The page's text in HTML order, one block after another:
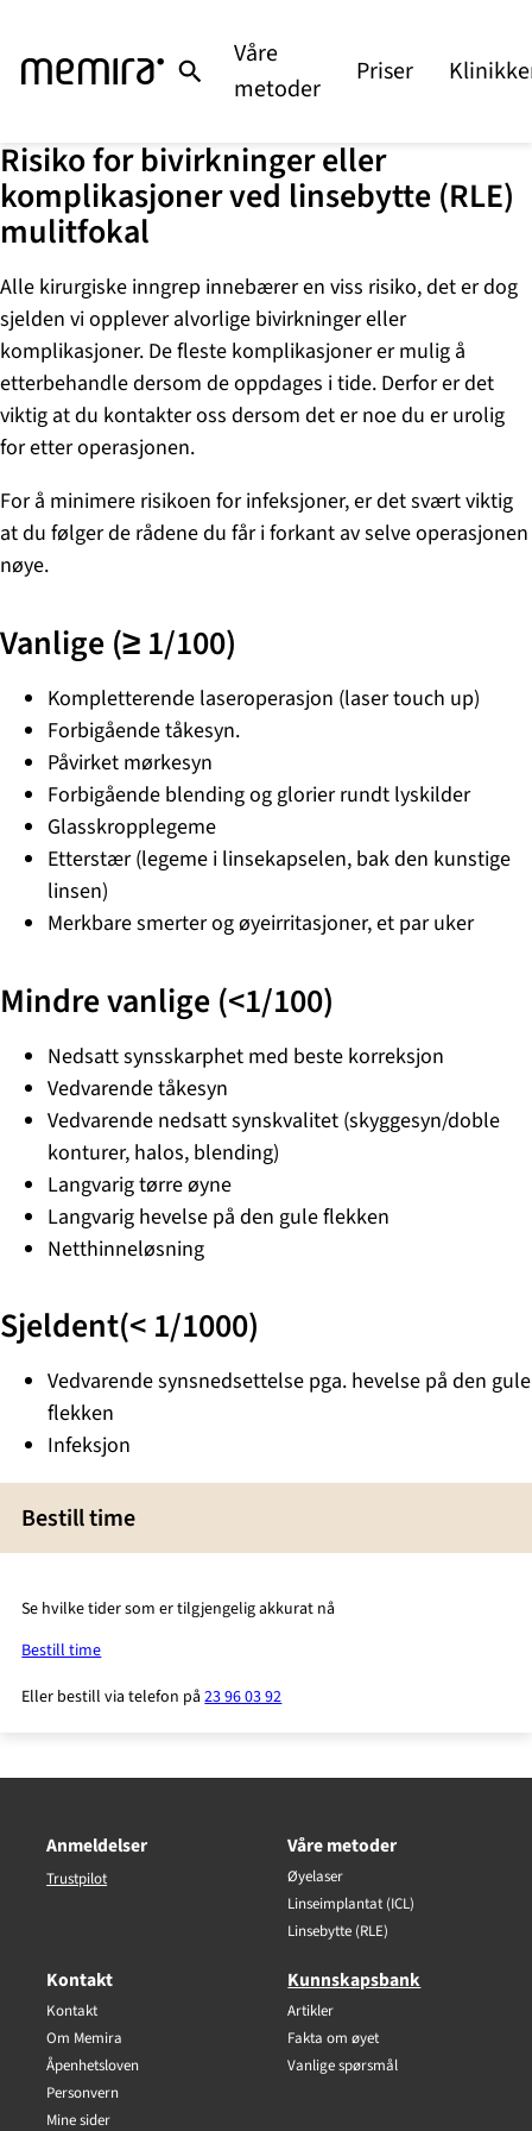
innhold
Våre
metoder
Priser
Risiko for bivirkninger eller
komplikasjoner ved linsebytte (RLE)
mulitfokal
Alle kirurgiske inngrep innebærer en viss risiko, det er dog
sjelden vi opplever alvorlige bivirkninger eller
komplikasjoner. De fleste komplikasjoner er mulig å
etterbehandle dersom de oppdages i tide. Derfor er det
viktig at du kontakter oss dersom det er noe du er urolig
for etter operasjonen.
For å minimere risikoen for infeksjoner, er det svært viktig
at du følger de rådene du får i forkant av selve operasjonen
nøye.
Vanlige (≥ 1/100)
Kompletterende laseroperasjon (laser touch up)
Forbigående tåkesyn.
Påvirket mørkesyn
Forbigående blending og glorier rundt lyskilder
Glasskropplegeme
Etterstær (legeme i linsekapselen, bak den kunstige
linsen)
Merkbare smerter og øyeirritasjoner, et par uker
Mindre vanlige (<1/100)
Nedsatt synsskarphet med beste korreksjon
Vedvarende tåkesyn
Vedvarende nedsatt synskvalitet (skyggesyn/doble
konturer, halos, blending)
Langvarig tørre øyne
Langvarig hevelse på den gule flekken
Netthinneløsning
Sjeldent(< 1/1000)
Vedvarende synsnedsettelse pga. hevelse på den gule
flekken
Infeksjon
Bestill time
Se hvilke tider som er tilgjengelig akkurat nå
Bestill time
Eller bestill via telefon på23 96 03 92
Anmeldelser
Trustpilot
Våre metoder
Øyelaser
Linseimplantat (ICL)
Linsebytte (RLE)
Kontakt
Kontakt
Om Memira
Åpenhetsloven
Personvern
Mine sider
Kunnskapsbank
Artikler
Fakta om øyet
Vanlige spørsmål